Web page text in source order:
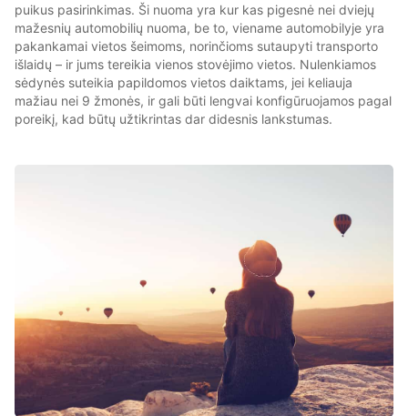
puikus pasirinkimas. Ši nuoma yra kur kas pigesnė nei dviejų
mažesnių automobilių nuoma, be to, viename automobilyje yra
pakankamai vietos šeimoms, norinčioms sutaupyti transporto
išlaidų – ir jums tereikia vienos stovėjimo vietos. Nulenkiamos
sėdynės suteikia papildomos vietos daiktams, jei keliauja
mažiau nei 9 žmonės, ir gali būti lengvai konfigūruojamos pagal
poreikį, kad būtų užtikrintas dar didesnis lankstumas.